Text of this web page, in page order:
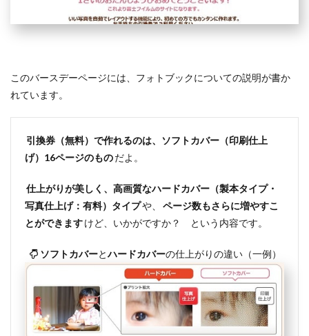
このバースデーページには、フォトブックについての説明が書か
れています。
引換券（無料）で作れるのは、ソフトカバー（印刷仕上
げ）16ページのものだよ。
仕上がりが美しく、高画質なハードカバー（製本タイプ・
写真仕上げ：有料）タイプや、
ページ数もさらに増やすこ
とができますけど、いかがですか？ という内容です。
ソフトカバーとハードカバーの仕上がりの違い（一例）